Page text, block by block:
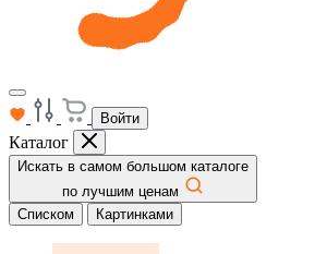
Войти
Каталог
Искать в самом большом каталоге
по лучшим ценам
Списком
Картинками